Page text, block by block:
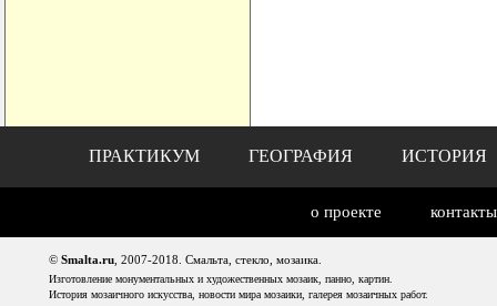
ПРАКТИКУМ ГЕОГРАФИЯ ИСТОРИЯ
о проекте контакты
© Smalta.ru , 2007-2018. Смальта, стекло, мозаика.
Изготовление монументальных и художественных мозаик, панно, картин.
История мозаичного искусства, новости мира мозаики, галерея мозаичных работ.